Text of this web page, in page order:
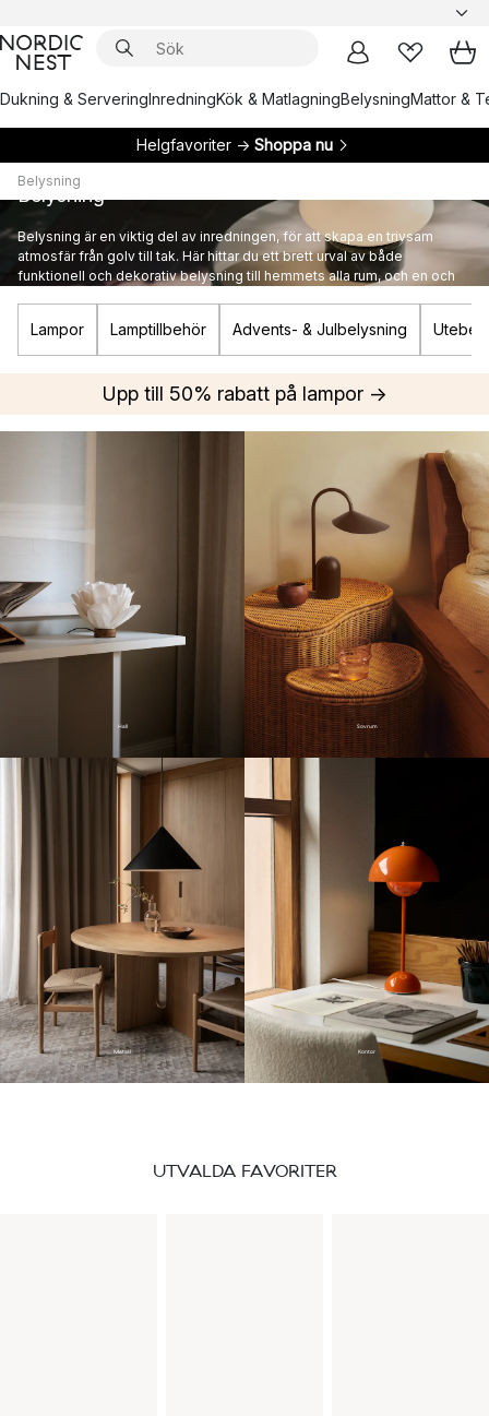
Dukning & ServeringInredningKök & MatlagningBelysningMattor &
Helgfavoriter → Shoppa nu
Belysning
Belysning
Belysning är en viktig del av inredningen, för att skapa en trivsam
atmosfär från golv till tak. Här hittar du ett brett urval av både
funktionell och dekorativ belysning till hemmets alla rum, och en och
Lampor Lamptillbehör Advents- & Julbelysning
Upp till 50% rabatt på lampor →
Hall Sovrum
Matsal Kontor
UTVALDA FAVORITER